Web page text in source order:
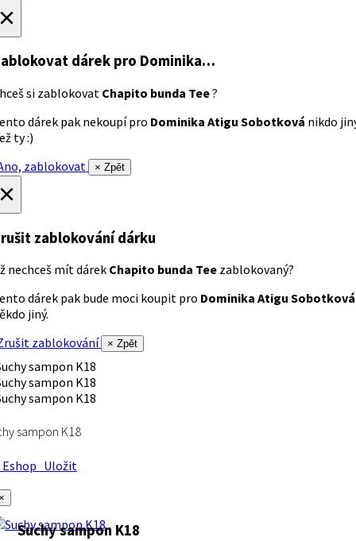
dárek pro Dominika…
si zablokovat Chapito bunda Tee?
dárek pak nekoupí pro Dominika Atigu Sobotková nikdo
ty :)
zablokovat
× Zpět
zablokování dárku
nechceš mít dárek Chapito bunda Tee zablokovaný?
dárek pak bude moci koupit pro Dominika Atigu Sobotková
jiný.
zablokování
× Zpět
sampon K18
Uložit
Suchy sampon K18